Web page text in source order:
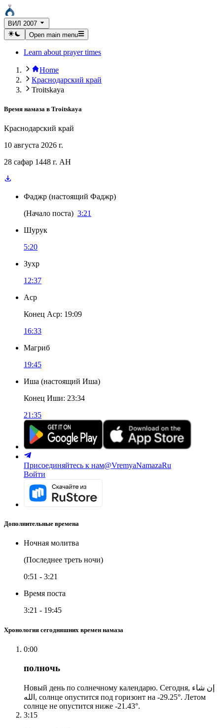
ВИЛ 2007
Open main menu
Learn about prayer times
Home
Краснодарский край
Troitskaya
Время намаза в Troitskaya
Краснодарский край
10 августа 2026 г.
28 сафар 1448 г. AH
Фаджр (настоящий Фаджр)
(Начало поста) 3:21
Шурук
5:20
Зухр
12:37
Аср
Конец Аср: 19:09
16:33
Магриб
19:45
Иша (настоящий Иша)
Конец Иши: 23:34
21:35
Присоединяйтесь к нам@VremyaNamazaRu
Войти
Дополнительные времена
Ночная молитва
(Последнее треть ночи)
0:51 - 3:21
Время поста
3:21 - 19:45
Хронология сегодняшних времен намаза
0:00
полночь
Новый день по солнечному календарю. Сегодня, إن شاء
الله, солнце опустится под горизонт на -29.25°. Летом
солнце не опустится ниже -21.43°.
3:15